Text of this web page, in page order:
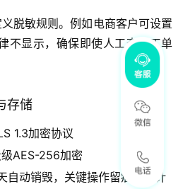
脱敏规则。例如电商客户可设置
不显示，确保即使人工查看工单
存储
1.3加密协议
AES-256加密
自动销毁，关键操作留痕可审计